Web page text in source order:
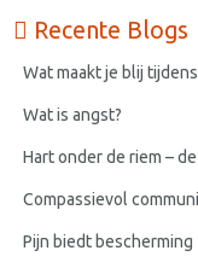
Recente Blogs
Wat maakt je blij
Wat is angst?
Hart onder de riem –
Compassievol
Pijn biedt bescherming